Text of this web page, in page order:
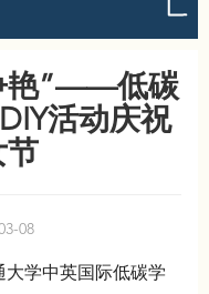
艳”——低碳
活动庆祝
08
学中英国际低碳学